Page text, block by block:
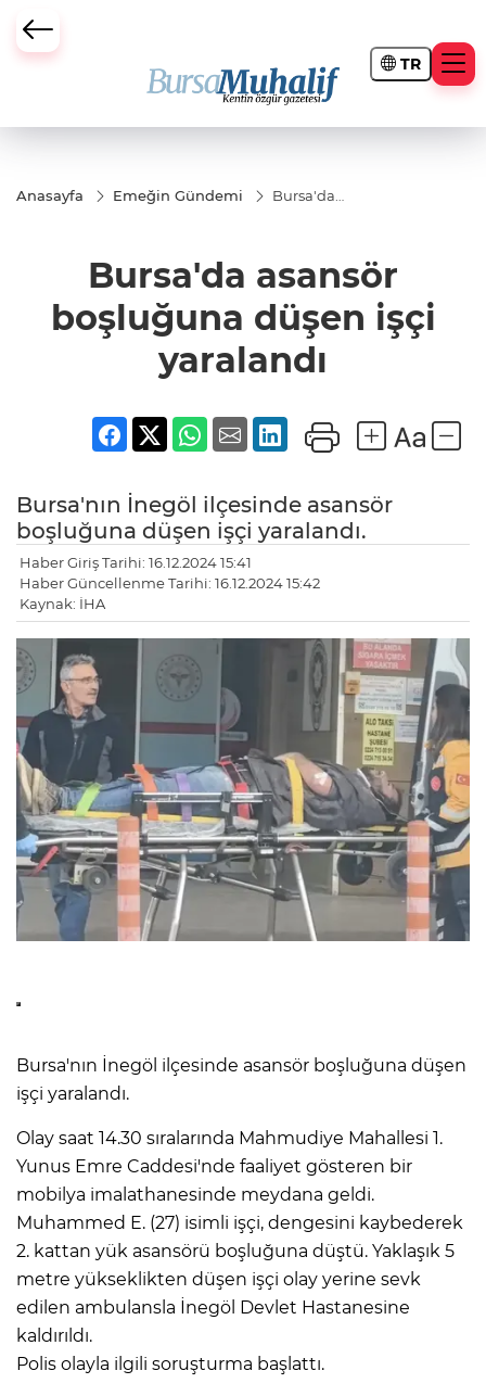
TR
Büyükşehir Darbesi
Anasayfa Emeğin Gündemi
Bursa'da
yaralandı
Bursa'da asansör
boşluğuna düşen işçi
yaralandı
Bursa'nın İnegöl ilçesinde asansör
boşluğuna düşen işçi yaralandı.
Haber Giriş Tarihi: 16.12.2024 15:41
Haber Güncellenme Tarihi: 16.12.2024 15:42
Kaynak: İHA
Bursa'nın İnegöl ilçesinde asansör boşluğuna düşen
işçi yaralandı.
Olay saat 14.30 sıralarında Mahmudiye Mahallesi 1.
Yunus Emre Caddesi'nde faaliyet gösteren bir
mobilya imalathanesinde meydana geldi.
Muhammed E. (27) isimli işçi, dengesini kaybederek
2. kattan yük asansörü boşluğuna düştü. Yaklaşık 5
metre yükseklikten düşen işçi olay yerine sevk
edilen ambulansla İnegöl Devlet Hastanesine
kaldırıldı.
Polis olayla ilgili soruşturma başlattı.